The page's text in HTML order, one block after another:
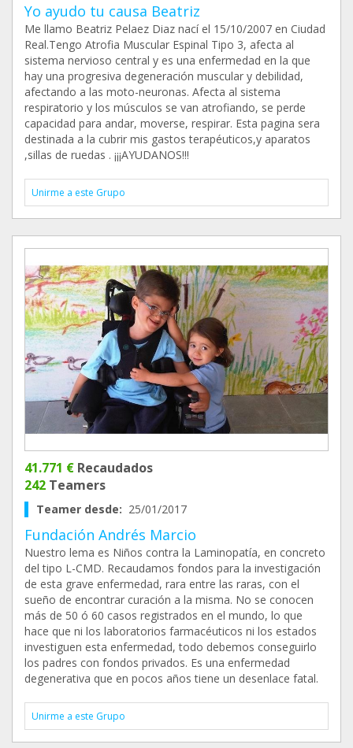
Yo ayudo tu causa Beatriz
Me llamo Beatriz Pelaez Diaz nací el 15/10/2007 en Ciudad
Real.Tengo Atrofia Muscular Espinal Tipo 3, afecta al
sistema nervioso central y es una enfermedad en la que
hay una progresiva degeneración muscular y debilidad,
afectando a las moto-neuronas. Afecta al sistema
respiratorio y los músculos se van atrofiando, se perde
capacidad para andar, moverse, respirar. Esta pagina sera
destinada a la cubrir mis gastos terapéuticos,y aparatos
,sillas de ruedas . ¡¡¡AYUDANOS!!!
Unirme a este Grupo
41.771 € Recaudados
242 Teamers
Teamer desde: 25/01/2017
Fundación Andrés Marcio
Nuestro lema es Niños contra la Laminopatía, en concreto
del tipo L-CMD. Recaudamos fondos para la investigación
de esta grave enfermedad, rara entre las raras, con el
sueño de encontrar curación a la misma. No se conocen
más de 50 ó 60 casos registrados en el mundo, lo que
hace que ni los laboratorios farmacéuticos ni los estados
investiguen esta enfermedad, todo debemos conseguirlo
los padres con fondos privados. Es una enfermedad
degenerativa que en pocos años tiene un desenlace fatal.
Unirme a este Grupo